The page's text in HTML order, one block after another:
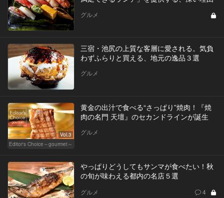
グルメ
三宿・池尻の上質な客層に愛される。気負
わずふらりと買える、地元の逸品３選
グルメ
Vol.3
Editor's Choice～gourmet～
黄金の出汁で食べる“さっぱり”焼肉！『焼
肉の名門 天壇』のセカンドラインが誕生
グルメ
やっぱりどうしてもサンマが食べたい！秋
の旬が味わえる都内の名店５選
グルメ 4